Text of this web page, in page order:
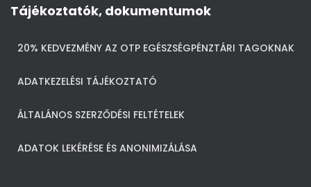
Tájékoztatók, dokumentumok
20% KEDVEZMÉNY AZ OTP EGÉSZSÉGPÉNZTÁRI TAGOKNAK
ADATKEZELÉSI TÁJÉKOZTATÓ
ÁLTALÁNOS SZERZŐDÉSI FELTÉTELEK
ADATOK LEKÉRÉSE ÉS ANONIMIZÁLÁSA